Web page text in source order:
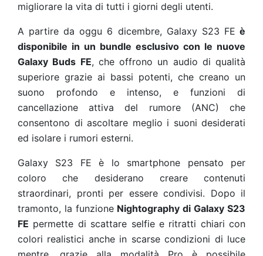
migliorare la vita di tutti i giorni degli utenti.
A partire da oggu 6 dicembre, Galaxy S23 FE è
disponibile in un bundle esclusivo con le nuove
Galaxy Buds FE, che offrono un audio di qualità
superiore grazie ai bassi potenti, che creano un
suono profondo e intenso, e funzioni di
cancellazione attiva del rumore (ANC) che
consentono di ascoltare meglio i suoni desiderati
ed isolare i rumori esterni.
Galaxy S23 FE è lo smartphone pensato per
coloro che desiderano creare contenuti
straordinari, pronti per essere condivisi. Dopo il
tramonto, la funzione Nightography di Galaxy S23
FE permette di scattare selfie e ritratti chiari con
colori realistici anche in scarse condizioni di luce